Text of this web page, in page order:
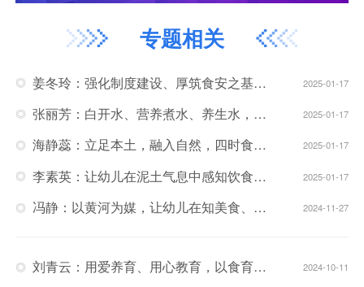
专题相关
姜冬玲：强化制度建设、厚筑食安之基，把好“入口关”让幼儿身心康乐发展！ 2025-01-17
张丽芳：白开水、营养煮水、养生水，让孩子喝出幸福的味道！ 2025-01-17
海静蕊：立足本土，融入自然，四时食育助力幼儿健康成长！ 2025-01-17
李素英：让幼儿在泥土气息中感知饮食文化、以食化育中健康体魄 2025-01-17
冯静：以黄河为媒，让幼儿在知美食、品美食、学食礼中不断成长 2024-11-27
刘青云：用爱养育、用心教育，以食育引领幼儿踏上全方位成长之路！ 2024-10-11